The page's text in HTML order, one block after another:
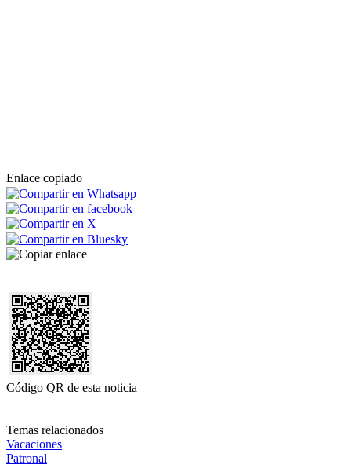
Enlace copiado
Código QR de esta noticia
Temas relacionados
Vacaciones
Patronal